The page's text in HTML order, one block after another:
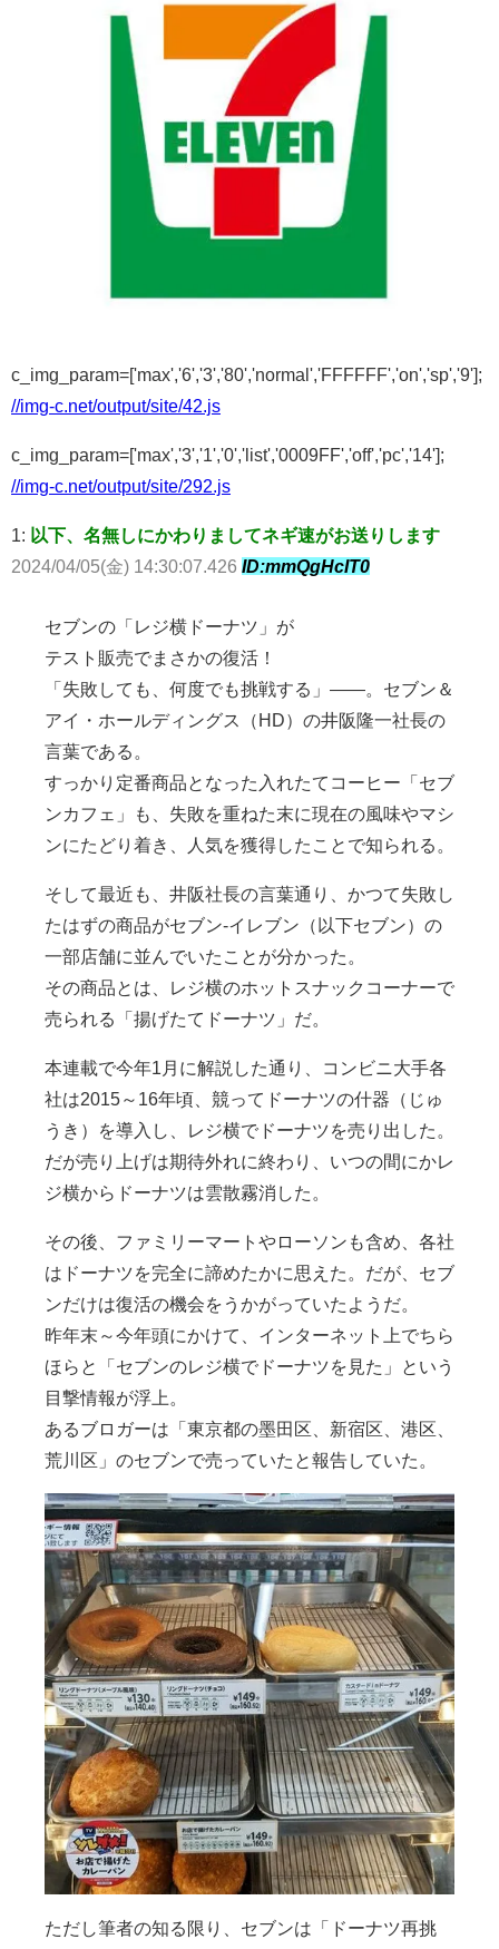
c_img_param=['max','6','3','80','normal','FFFFFF','on','sp','9'];
//img-c.net/output/site/42.js
c_img_param=['max','3','1','0','list','0009FF','off','pc','14'];
//img-c.net/output/site/292.js
1: 以下、名無しにかわりましてネギ速がお送りします
2024/04/05(金) 14:30:07.426 ID:mmQgHcIT0
セブンの「レジ横ドーナツ」が
テスト販売でまさかの復活！
「失敗しても、何度でも挑戦する」――。セブン＆
アイ・ホールディングス（HD）の井阪隆一社長の
言葉である。
すっかり定番商品となった入れたてコーヒー「セブ
ンカフェ」も、失敗を重ねた末に現在の風味やマシ
ンにたどり着き、人気を獲得したことで知られる。
そして最近も、井阪社長の言葉通り、かつて失敗し
たはずの商品がセブン-イレブン（以下セブン）の
一部店舗に並んでいたことが分かった。
その商品とは、レジ横のホットスナックコーナーで
売られる「揚げたてドーナツ」だ。
本連載で今年1月に解説した通り、コンビニ大手各
社は2015～16年頃、競ってドーナツの什器（じゅ
うき）を導入し、レジ横でドーナツを売り出した。
だが売り上げは期待外れに終わり、いつの間にかレ
ジ横からドーナツは雲散霧消した。
その後、ファミリーマートやローソンも含め、各社
はドーナツを完全に諦めたかに思えた。だが、セブ
ンだけは復活の機会をうかがっていたようだ。
昨年末～今年頭にかけて、インターネット上でちら
ほらと「セブンのレジ横でドーナツを見た」という
目撃情報が浮上。
あるブロガーは「東京都の墨田区、新宿区、港区、
荒川区」のセブンで売っていたと報告していた。
ただし筆者の知る限り、セブンは「ドーナツ再挑